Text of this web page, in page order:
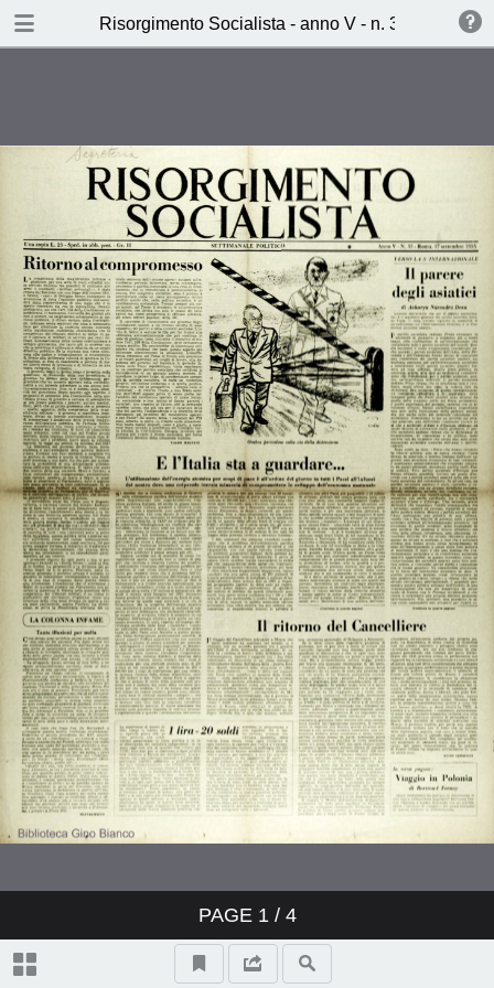
Risorgimento Socialista - anno V - n. 33 - 17
PAGE 1/ 4
TABLE OF CONTENTS
La tratta dei bianchi (Mario
Korneichuk rompe il ghiaccio
(L.d.S.)
La prudenza dei mandarini (L.L.)